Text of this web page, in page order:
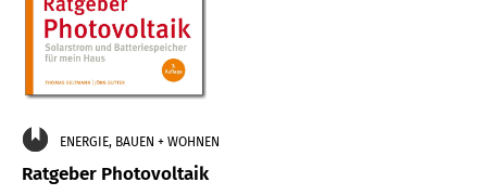
ENERGIE, BAUEN + WOHNEN
Ratgeber Photovoltaik